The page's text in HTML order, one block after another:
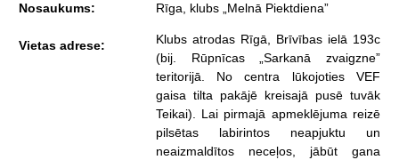
Nosaukums: Rīga, klubs „Melnā Piektdiena”
Vietas adrese:
Klubs atrodas Rīgā, Brīvības ielā 193c
(bij. Rūpnīcas „Sarkanā zvaigzne”
teritorijā. No centra lūkojoties VEF
gaisa tilta pakājē kreisajā pusē tuvāk
Teikai). Lai pirmajā apmeklējuma reizē
pilsētas labirintos neapjuktu un
neaizmaldītos neceļos, jābūt gana